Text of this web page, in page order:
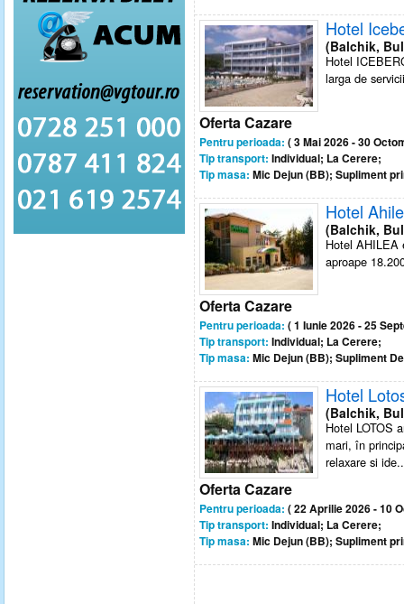
Hotel
(Balchik,
Hotel
larga de
Oferta Cazare
Pentru perioada: ( 3 Mai 2026 - 30
Tip transport: Individual; La Cerere;
Tip masa: Mic Dejun (BB); Supliment
Hotel
(Balchik,
Hotel AHILEA
aproape
Oferta Cazare
Pentru perioada: ( 1 Iunie 2026 - 25
Tip transport: Individual; La Cerere;
Tip masa: Mic Dejun (BB); Supliment
Hotel
(Balchik,
Hotel LOTOS
mari, în
relaxare si
Oferta Cazare
Pentru perioada: ( 22 Aprilie 2026 - 10
Tip transport: Individual; La Cerere;
Tip masa: Mic Dejun (BB); Supliment